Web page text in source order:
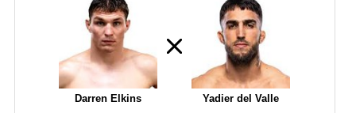
Darren Elkins Yadier del Valle